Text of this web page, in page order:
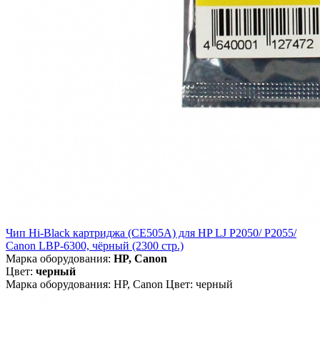
Чип Hi-Black картриджа (CE505A) для HP LJ P2050/ P2055/
Canon LBP-6300, чёрный (2300 стр.)
Марка оборудования: HP, Canon
Цвет: черный
Марка оборудования: HP, Canon Цвет: черный